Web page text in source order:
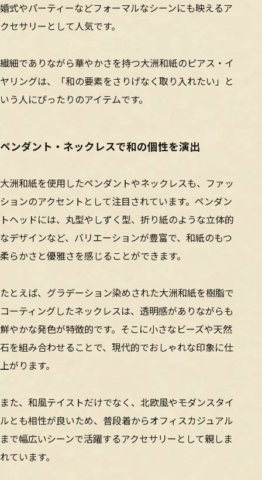
婚式やパーティーなどフォーマルなシーンにも映えるア
クセサリーとして人気です。
繊細でありながら華やかさを持つ大洲和紙のピアス・イ
ヤリングは、「和の要素をさりげなく取り入れたい」と
いう人にぴったりのアイテムです。
ペンダント・ネックレスで和の個性を演出
大洲和紙を使用したペンダントやネックレスも、ファッ
ションのアクセントとして注目されています。ペンダン
トヘッドには、丸型やしずく型、折り紙のような立体的
なデザインなど、バリエーションが豊富で、和紙のもつ
柔らかさと優雅さを感じることができます。
たとえば、グラデーション染めされた大洲和紙を樹脂で
コーティングしたネックレスは、透明感がありながらも
鮮やかな発色が特徴的です。そこに小さなビーズや天然
石を組み合わせることで、現代的でおしゃれな印象に仕
上がります。
また、和風テイストだけでなく、北欧風やモダンスタイ
ルとも相性が良いため、普段着からオフィスカジュアル
まで幅広いシーンで活躍するアクセサリーとして親しま
れています。